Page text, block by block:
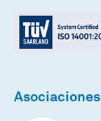
Asociaciones